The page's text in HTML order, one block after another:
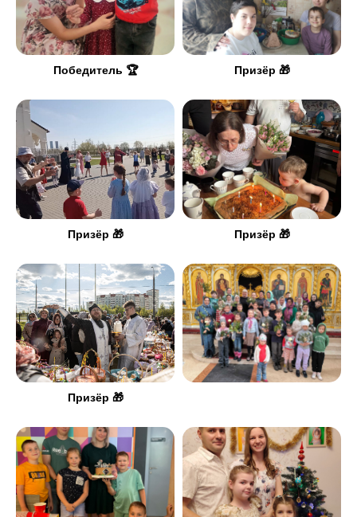
Победитель 🏆 Призёр 🎁
Призёр 🎁 Призёр 🎁
Призёр 🎁